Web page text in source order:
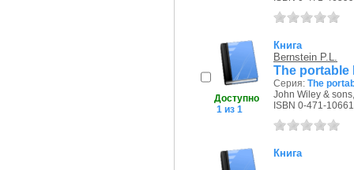
Доступно
1 из 1
Книга
Bernstein P.L.
The portable
Серия: The
John Wiley &
ISBN 0-471-
Книга